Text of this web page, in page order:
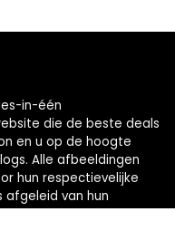
in-één
die de beste deals
en u op de hoogte
Alle afbeeldingen
hun respectievelijke
afgeleid van hun